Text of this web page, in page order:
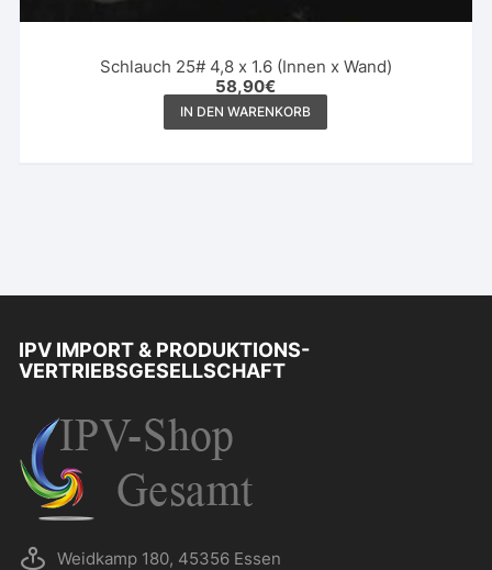
Schlauch 25# 4,8 x 1.6 (Innen x Wand)
58,90€
IN DEN WARENKORB
IPV IMPORT & PRODUKTIONS-
VERTRIEBSGESELLSCHAFT
Weidkamp 180, 45356 Essen